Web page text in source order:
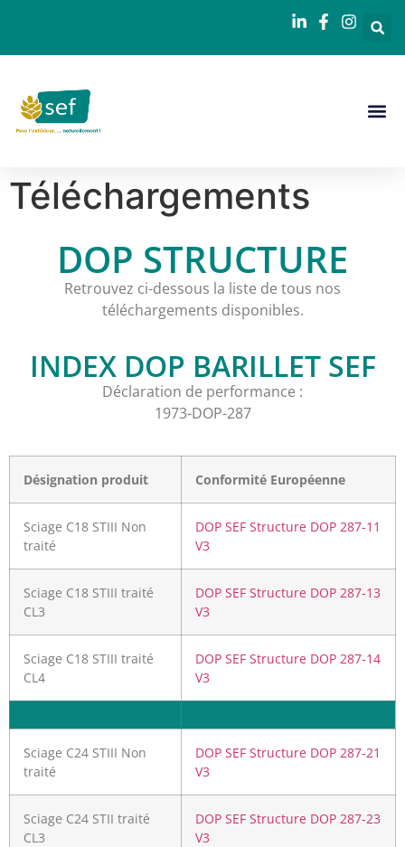
Téléchargements
DOP STRUCTURE
Retrouvez ci-dessous la liste de tous nos
téléchargements disponibles.
INDEX DOP BARILLET SEF
Déclaration de performance :
1973-DOP-287
Désignation produit Conformité Européenne
Sciage C18 STIII Non
traité
DOP SEF Structure DOP 287-11
V3
Sciage C18 STIII traité
CL3
DOP SEF Structure DOP 287-13
V3
Sciage C18 STIII traité
CL4
DOP SEF Structure DOP 287-14
V3
Sciage C24 STIII Non
traité
DOP SEF Structure DOP 287-21
V3
Sciage C24 STII traité
CL3
DOP SEF Structure DOP 287-23
V3